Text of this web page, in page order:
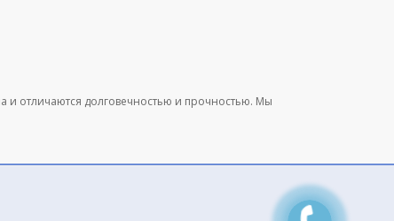
и отличаются долговечностью и прочностью. Мы